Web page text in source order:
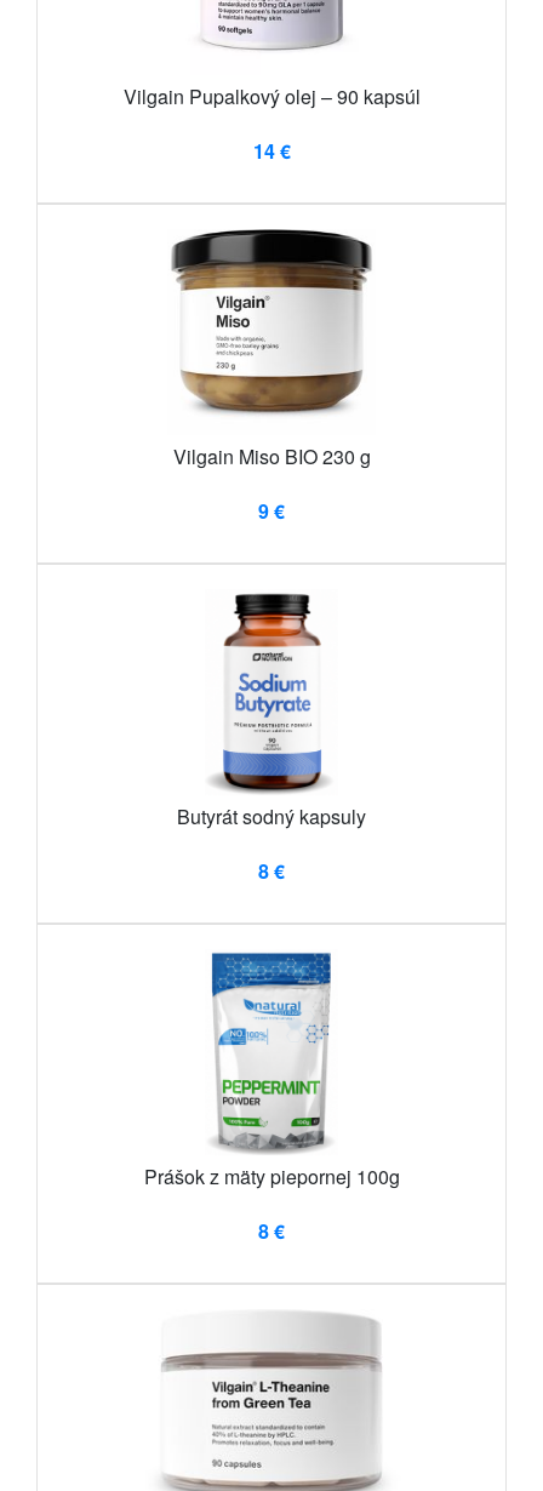
Vilgain Pupalkový olej – 90 kapsúl
14 €
Vilgain Miso BIO 230 g
9 €
Butyrát sodný kapsuly
8 €
Prášok z mäty piepornej 100g
8 €